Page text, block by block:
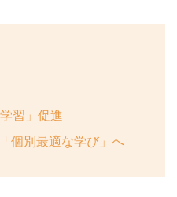
習」促進
個別最適な学び」へ